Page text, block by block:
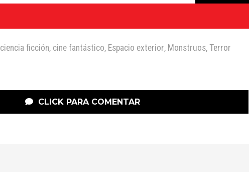
ciencia ficción, cine fantástico, Espacio exterior, Monstruos, Terror
CLICK PARA COMENTAR